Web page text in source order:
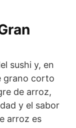
sushi y, en
grano corto
de arroz,
y el sabor
arroz es